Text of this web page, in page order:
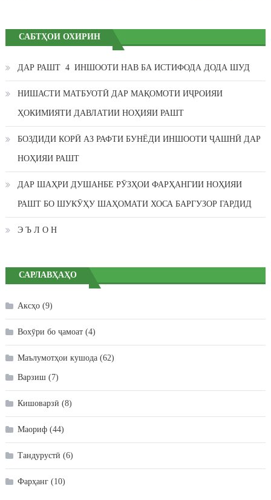
САБТҲОИ ОХИРИН
ДАР РАШТ 4 ИНШООТИ НАВ БА ИСТИФОДА ДОДА ШУД
НИШАСТИ МАТБУОТӢ ДАР МАҚОМОТИ ИҶРОИЯИ
ҲОКИМИЯТИ ДАВЛАТИИ НОҲИЯИ РАШТ
БОЗДИДИ КОРӢ АЗ РАФТИ БУНЁДИ ИНШООТИ ҶАШНӢ ДАР
НОҲИЯИ РАШТ
ДАР ШАҲРИ ДУШАНБЕ РӮЗҲОИ ФАРҲАНГИИ НОҲИЯИ
РАШТ БО ШУКӮҲУ ШАҲОМАТИ ХОСА БАРГУЗОР ГАРДИД
Э Ъ Л О Н
САРЛАВҲАҲО
Аксҳо(9)
Вохӯри бо ҷамоат(4)
Маълумотҳои кушода(62)
Варзиш(7)
Кишоварзӣ (8)
Маориф(44)
Тандурустӣ (6)
Фарҳанг(10)